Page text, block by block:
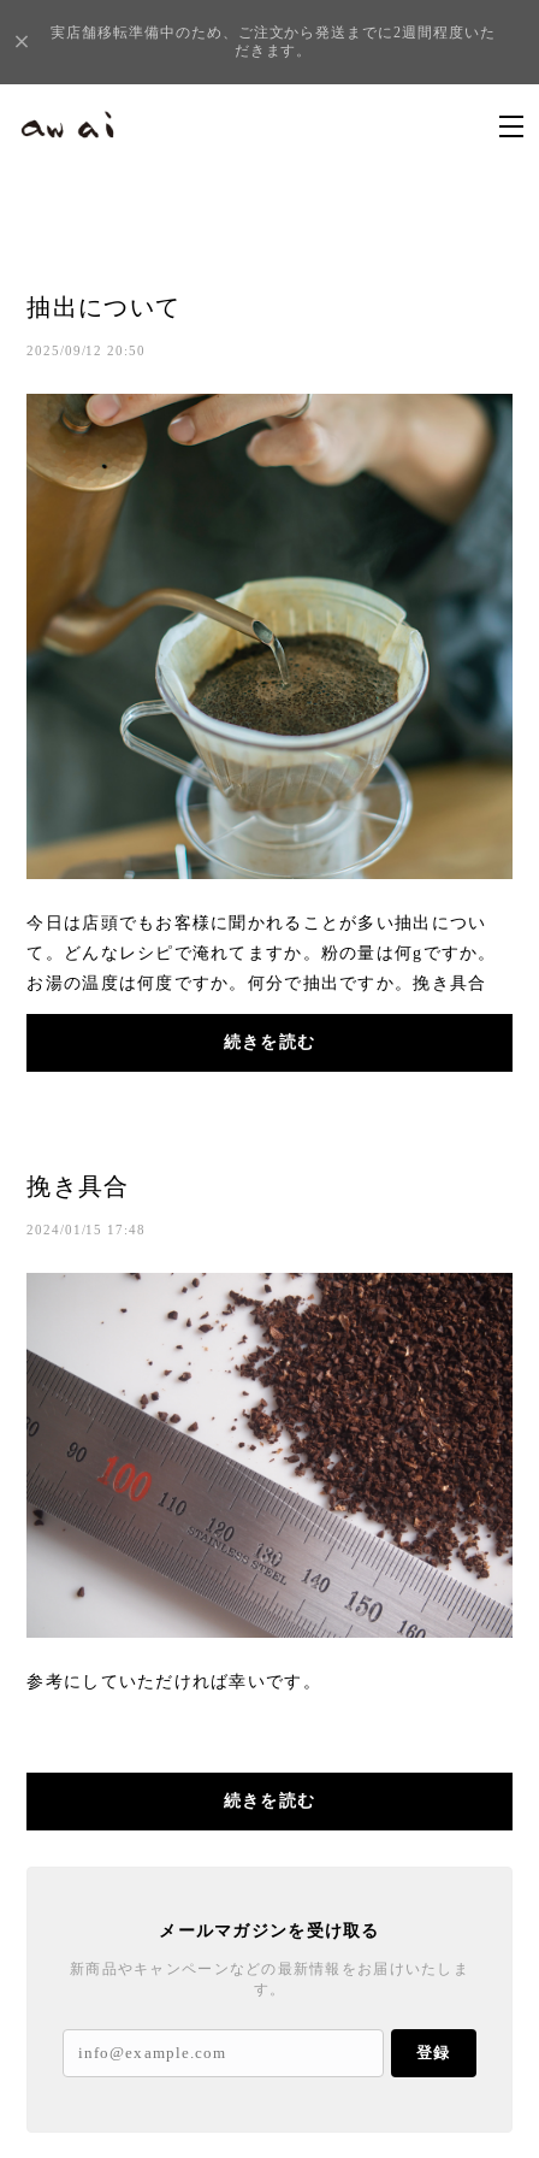
実店舗移転準備中のため、ご注文から発送までに2週間程度いた
だきます。
抽出について
2025/09/12 20:50
今日は店頭でもお客様に聞かれることが多い抽出につい
て。どんなレシピで淹れてますか。粉の量は何gですか。
お湯の温度は何度ですか。何分で抽出ですか。挽き具合
は、などなど…聞かれた時には、興味を持ってもら...
続きを読む
挽き具合
2024/01/15 17:48
参考にしていただければ幸いです。
続きを読む
メールマガジンを受け取る
新商品やキャンペーンなどの最新情報をお届けいたしま
す。
登録